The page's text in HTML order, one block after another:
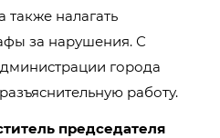
также налагать
за нарушения. С
города
работу.
председателя